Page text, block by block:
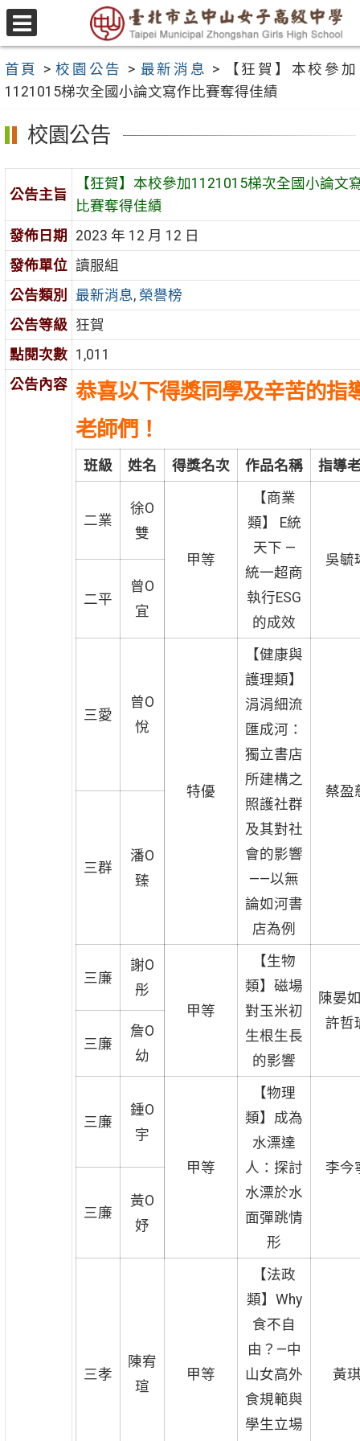
跳
至
要
內
容
區
選
單
首頁 >校園公告 > 最新消息 >
【狂賀】本校參加
1121015梯次全國小論文寫作比賽奪得佳績
校園公告
公告主旨
【狂賀】本校參加1121015梯次全國小論文
比賽奪得佳績
發佈日期
2023 年 12 月 12 日
發佈單位 讀服組
公告類別
最新消息, 榮譽榜
公告等級 狂賀
點閱次數 1,011
公告內容 恭喜以下得獎同學及辛苦的指
老師們！
班級 姓名 得獎名次 作品名稱 指導
二業
徐O
雙
甲等
【商業
類】 E統
天下 —
統一超商
執行ESG
的成效
吳毓
二平
曾O
宜
三愛
曾O
悅
特優
【健康與
護理類】
涓涓細流
匯成河：
獨立書店
所建構之
照護社群
及其對社
會的影響
——以無
論如河書
店為例
蔡盈
三群
潘O
臻
三廉
謝O
彤
甲等
【生物
類】磁場
對玉米初
生根生長
的影響
陳晏
許哲
三廉
詹O
幼
三廉
鍾O
宇
甲等
【物理
類】成為
水漂達
人：探討
水漂於水
面彈跳情
形
李今
三廉
黃O
妤
三孝
陳宥
瑄
甲等
【法政
類】Why
食不自
由？—中
山女高外
食規範與
學生立場
黃